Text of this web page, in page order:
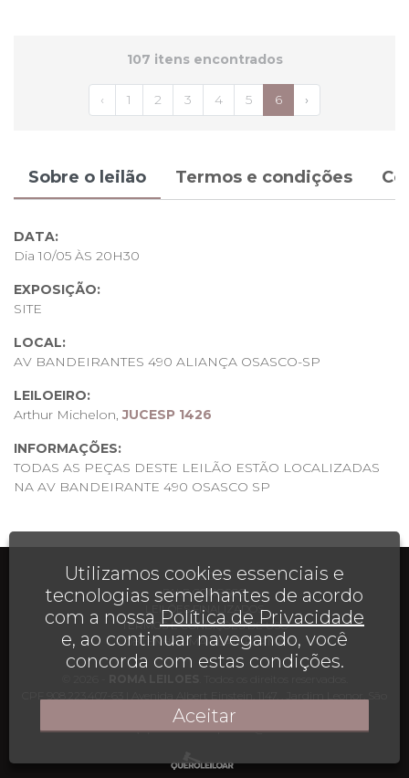
107 itens encontrados
‹ 1 2 3 4 5 6 ›
Sobre o leilão Termos e condições
DATA:
Dia 10/05 ÀS 20H30
EXPOSIÇÃO:
SITE
LOCAL:
AV BANDEIRANTES 490 ALIANÇA OSASCO-SP
LEILOEIRO:
Arthur Michelon,JUCESP 1426
INFORMAÇÕES:
TODAS AS PEÇAS DESTE LEILÃO ESTÃO LOCALIZADAS
NA AV BANDEIRANTE 490 OSASCO SP
AJUDA
FALE CONOSCO
LEILÕES FINALIZADOS
TERMOS E CONDIÇÕES DE USO
OBTENHA UMA PLATAFORMA
Paulo, SP, CEP 05652-000
CONTATO:(11) 95288-9682|lu1205@terra.com.br
Utilizamos cookies essenciais e
tecnologias semelhantes de acordo
com a nossa Política de Privacidade
e, ao continuar navegando, você
concorda com estas condições.
Aceitar